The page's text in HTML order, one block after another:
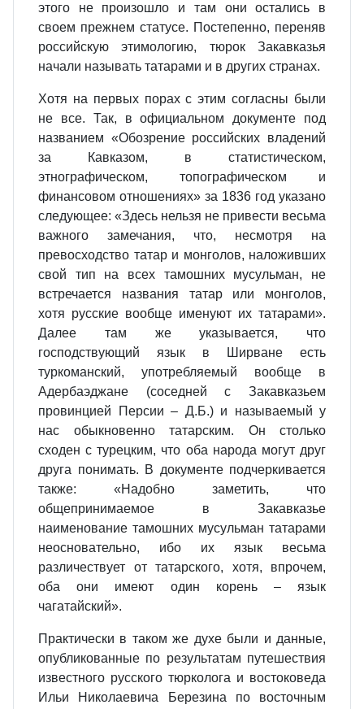
этого не произошло и там они остались в
своем прежнем статусе. Постепенно, переняв
российскую этимологию, тюрок Закавказья
начали называть татарами и в других странах.
Хотя на первых порах с этим согласны были
не все. Так, в официальном документе под
названием «Обозрение российских владений
за Кавказом, в статистическом,
этнографическом, топографическом и
финансовом отношениях» за 1836 год указано
следующее: «Здесь нельзя не привести весьма
важного замечания, что, несмотря на
превосходство татар и монголов, наложивших
свой тип на всех тамошних мусульман, не
встречается названия татар или монголов,
хотя русские вообще именуют их татарами».
Далее там же указывается, что
господствующий язык в Ширване есть
туркоманский, употребляемый вообще в
Адербаэджане (соседней с Закавказьем
провинцией Персии – Д.Б.) и называемый у
нас обыкновенно татарским. Он столько
сходен с турецким, что оба народа могут друг
друга понимать. В документе подчеркивается
также: «Надобно заметить, что
общепринимаемое в Закавказье
наименование тамошних мусульман татарами
неосновательно, ибо их язык весьма
различествует от татарского, хотя, впрочем,
оба они имеют один корень – язык
чагатайский».
Практически в таком же духе были и данные,
опубликованные по результатам путешествия
известного русского тюрколога и востоковеда
Ильи Николаевича Березина по восточным